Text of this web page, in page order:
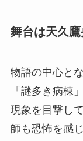
舞台は天久鷹
物語の中心と
「謎多き病棟
現象を目撃し
師も恐怖を感